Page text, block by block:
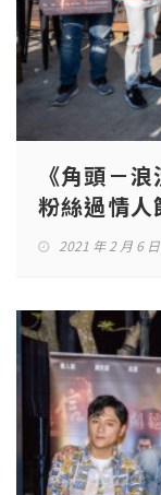
《角頭－
粉絲過情人
2021 年 2 月 6 日